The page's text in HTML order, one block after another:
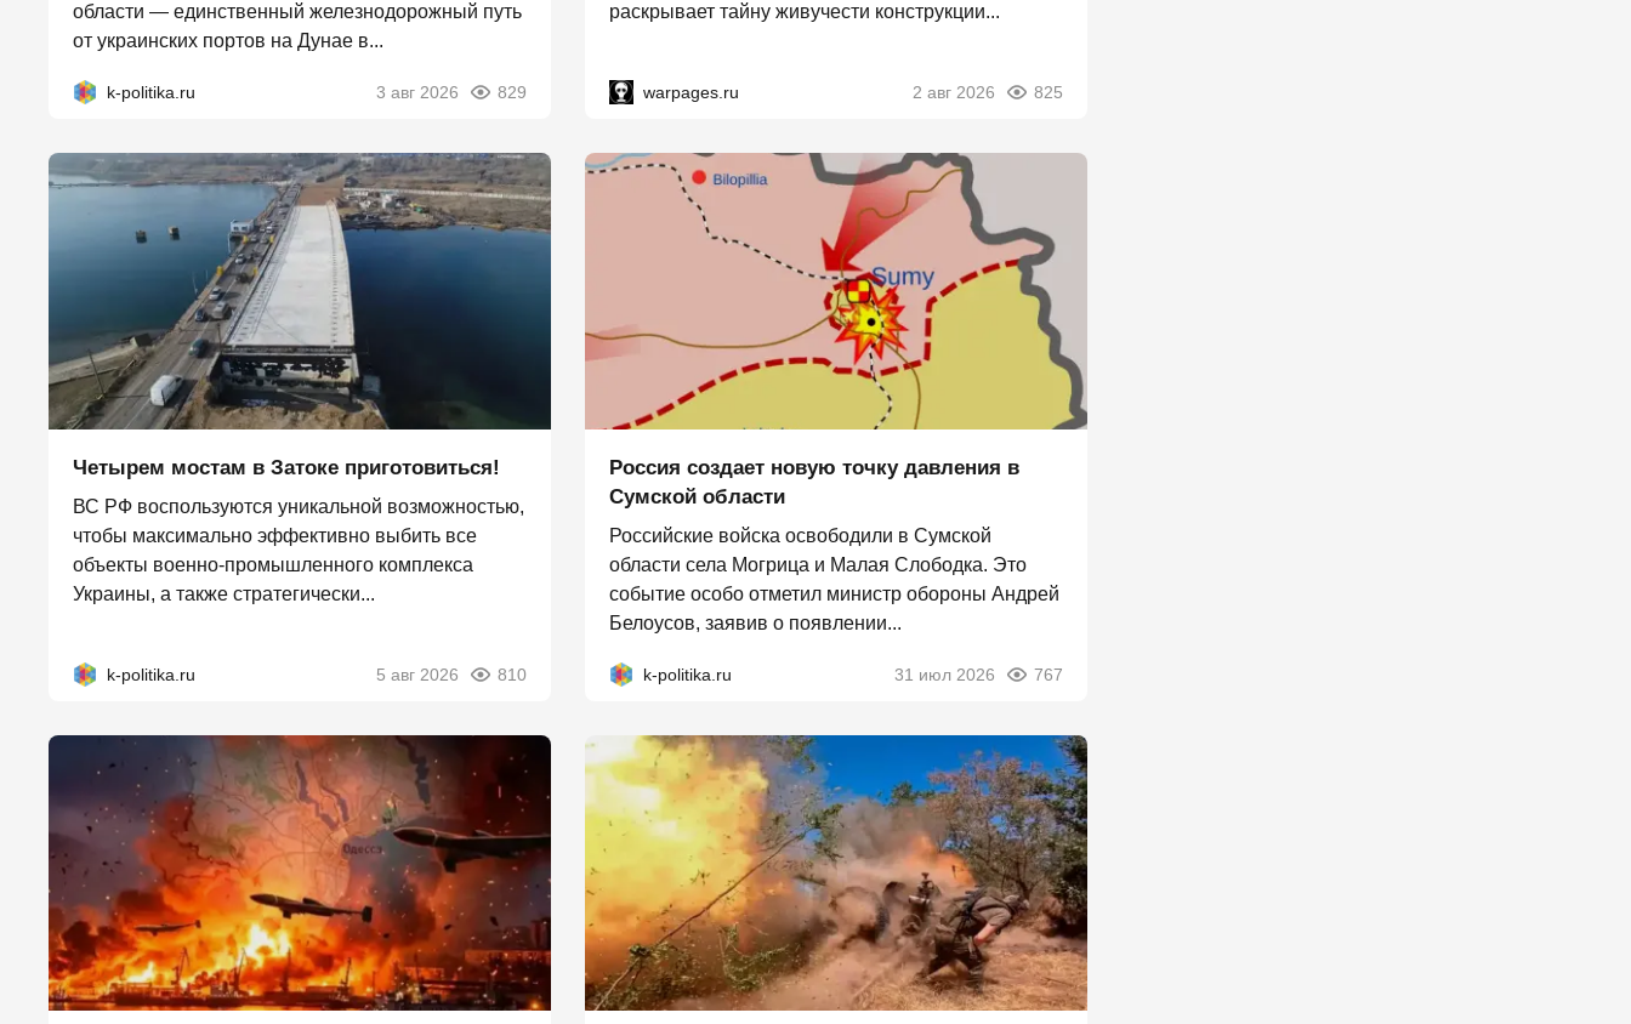
области — единственный железнодорожный путь
от украинских портов на Дунае в...
k-politika.ru 3 авг 2026 829
раскрывает тайну живучести конструкции...
warpages.ru 2 авг 2026 825
Четырем мостам в Затоке приготовиться!
ВС РФ воспользуются уникальной возможностью,
чтобы максимально эффективно выбить все
объекты военно-промышленного комплекса
Украины, а также стратегически...
k-politika.ru 5 авг 2026 810
Россия создает новую точку давления в
Сумской области
Российские войска освободили в Сумской
области села Могрица и Малая Слободка. Это
событие особо отметил министр обороны Андрей
Белоусов, заявив о появлении...
k-politika.ru 31 июл 2026 767